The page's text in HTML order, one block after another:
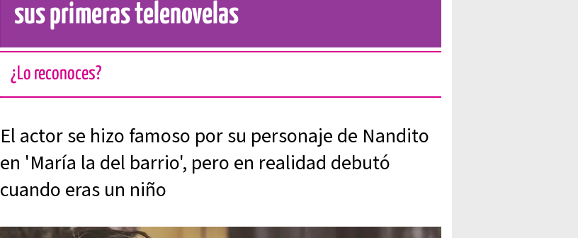
sus primeras telenovelas
¿Lo reconoces?
El actor se hizo famoso por su personaje de Nandito
en 'María la del barrio', pero en realidad debutó
cuando eras un niño